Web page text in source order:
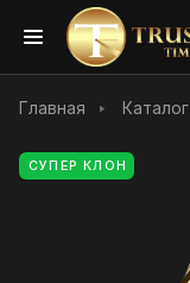
Главная Каталог
СУПЕР КЛОН